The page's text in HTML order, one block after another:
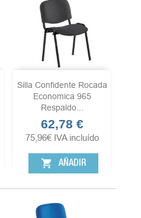
Silla Confidente Rocada
Economica 965
Respaldo...
Precio
62,78 €
75,96€ IVA incluído
shopping_cart AÑADIR